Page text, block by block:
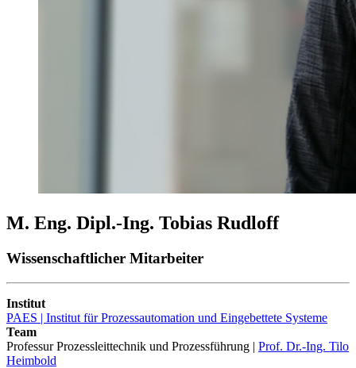
M. Eng. Dipl.-Ing. Tobias Rudloff
Wissenschaftlicher Mitarbeiter
Institut
PAES | Institut für Prozessautomation und Eingebettete Systeme
Team
Professur Prozessleittechnik und Prozessführung | Prof. Dr.-Ing. Tilo
Heimbold